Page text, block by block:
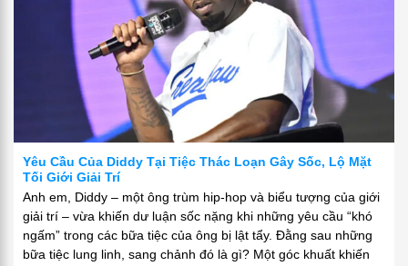
Yêu Cầu Của Diddy Tại Tiệc Thác Loạn Gây Sốc, Lộ Mặt
Tối Giới Giải Trí
Anh em, Diddy – một ông trùm hip-hop và biểu tượng của giới
giải trí – vừa khiến dư luận sốc nặng khi những yêu cầu “khó
ngấm” trong các bữa tiệc của ông bị lật tẩy. Đằng sau những
bữa tiệc lung linh, sang chảnh đó là gì? Một góc khuất khiến